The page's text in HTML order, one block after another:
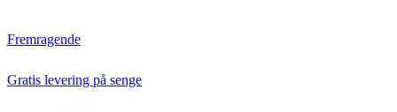
Fremragende
Gratis levering på senge